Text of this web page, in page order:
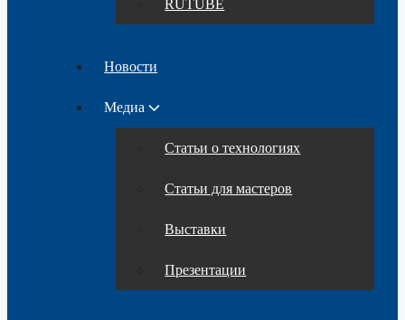
RUTUBE
Новости
Медиа
Статьи о технологиях
Статьи для мастеров
Выставки
Презентации